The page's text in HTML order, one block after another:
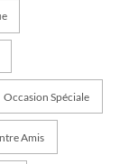
Occasion Spéciale
Amis